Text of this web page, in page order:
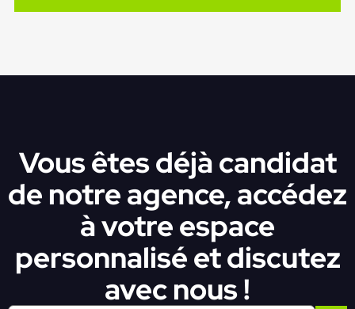
Vous êtes déjà candidat
de notre agence, accédez
à votre espace
personnalisé et discutez
avec nous !